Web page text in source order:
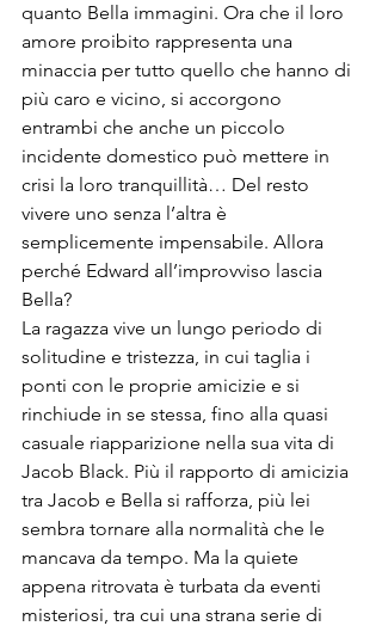
quanto Bella immagini. Ora che il loro
amore proibito rappresenta una
minaccia per tutto quello che hanno di
più caro e vicino, si accorgono
entrambi che anche un piccolo
incidente domestico può mettere in
crisi la loro tranquillità… Del resto
vivere uno senza l’altra è
semplicemente impensabile. Allora
perché Edward all’improvviso lascia
Bella?
La ragazza vive un lungo periodo di
solitudine e tristezza, in cui taglia i
ponti con le proprie amicizie e si
rinchiude in se stessa, fino alla quasi
casuale riapparizione nella sua vita di
Jacob Black. Più il rapporto di amicizia
tra Jacob e Bella si rafforza, più lei
sembra tornare alla normalità che le
mancava da tempo. Ma la quiete
appena ritrovata è turbata da eventi
misteriosi, tra cui una strana serie di